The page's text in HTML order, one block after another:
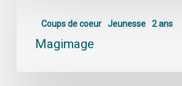
Coups de coeur Jeunesse 2 ans
Magimage